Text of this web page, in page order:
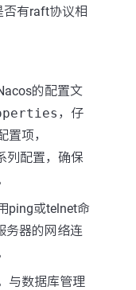
否有raft协议相
的配置文
，仔
项，
列配置，确保
ping或telnet命
务器的网络连
与数据库管理